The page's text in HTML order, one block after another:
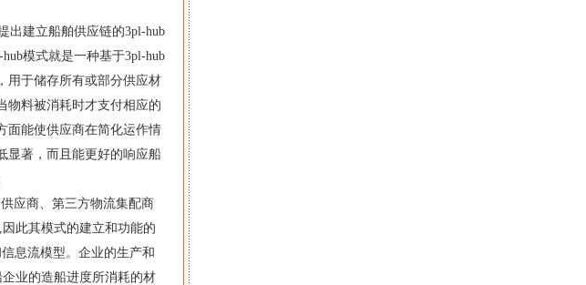
建立船舶供应链的3pl-hub
模式就是一种基于3pl-hub
用于储存所有或部分供应材
物料被消耗时才支付相应的
面能使供应商在简化运作情
显著，而且能更好的响应船
应商、第三方物流集配商
此其模式的建立和功能的
息流模型。企业的生产和
业的造船进度所消耗的材